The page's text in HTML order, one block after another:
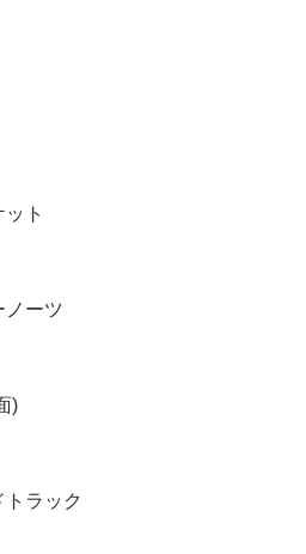
ト
ノーツ
)
ラック